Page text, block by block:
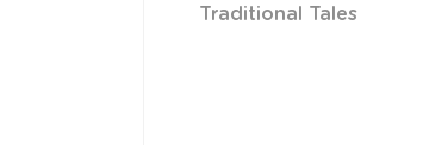
Traditional Tales